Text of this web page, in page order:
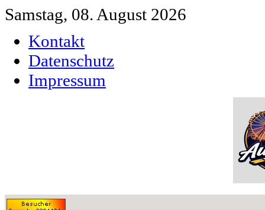
Samstag, 08. August 2026
Kontakt
Datenschutz
Impressum